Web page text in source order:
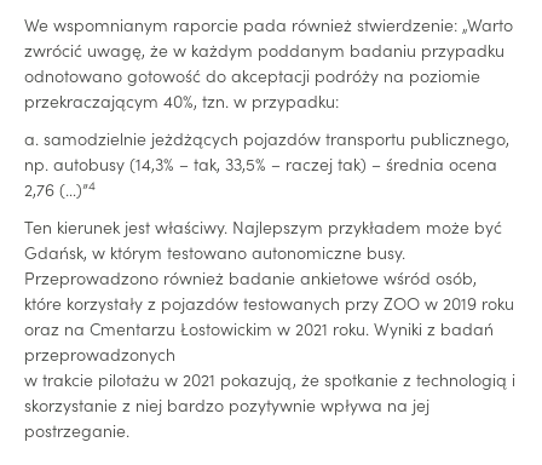
We wspomnianym raporcie pada również stwierdzenie: „Warto
zwrócić uwagę, że w każdym poddanym badaniu przypadku
odnotowano gotowość do akceptacji podróży na poziomie
przekraczającym 40%, tzn. w przypadku:
a. samodzielnie jeżdżących pojazdów transportu publicznego,
np. autobusy (14,3% – tak, 33,5% – raczej tak) – średnia ocena
2,76 (…)”4
Ten kierunek jest właściwy. Najlepszym przykładem może być
Gdańsk, w którym testowano autonomiczne busy.
Przeprowadzono również badanie ankietowe wśród osób,
które korzystały z pojazdów testowanych przy ZOO w 2019 roku
oraz na Cmentarzu Łostowickim w 2021 roku. Wyniki z badań
przeprowadzonych
w trakcie pilotażu w 2021 pokazują, że spotkanie z technologią i
skorzystanie z niej bardzo pozytywnie wpływa na jej
postrzeganie.